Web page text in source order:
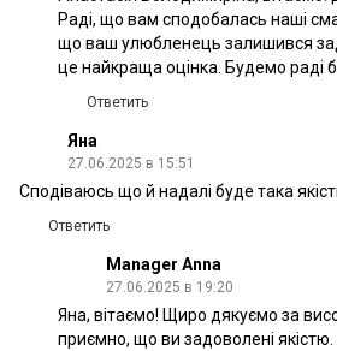
Раді, що вам сподобалась наші
що ваш улюбленець залишився
це найкраща оцінка. Будемо раді
Ответить
Яна
27.06.2025 в 15:51
Сподіваюсь що й надалі буде така
Ответить
Manager Anna
27.06.2025 в 19:20
Яна, вітаємо! Щиро дякуємо за
приємно, що ви задоволені